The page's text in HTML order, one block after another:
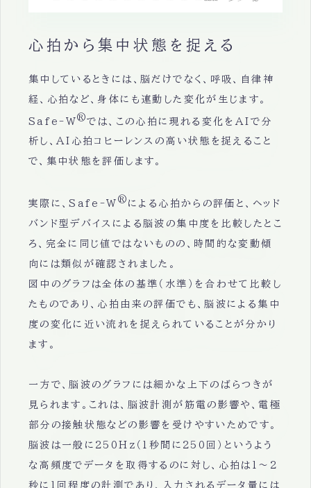
心拍から集中状態を捉える
集中しているときには、脳だけでなく、呼吸、自律神
経、心拍など、身体にも連動した変化が生じます。
Safe-W®では、この心拍に現れる変化をAIで分
析し、AI心拍コヒーレンスの高い状態を捉えること
で、集中状態を評価します。
実際に、Safe-W ® による心拍からの評価と、ヘッド
バンド型デバイスによる脳波の集中度を比較したとこ
ろ、完全に同じ値ではないものの、時間的な変動傾
向には類似が確認されました。
図中のグラフは全体の基準（水準）を合わせて比較し
たものであり、心拍由来の評価でも、脳波による集中
度の変化に近い流れを捉えられていることが分かり
ます。
一方で、脳波のグラフには細かな上下のばらつきが
見られます。これは、脳波計測が筋電の影響や、電極
部分の接触状態などの影響を受けやすいためです。
脳波は一般に250Hz（1秒間に250回）というよう
な高頻度でデータを取得するのに対し、心拍は1～2
秒に1回程度の計測であり、入力されるデータ量には